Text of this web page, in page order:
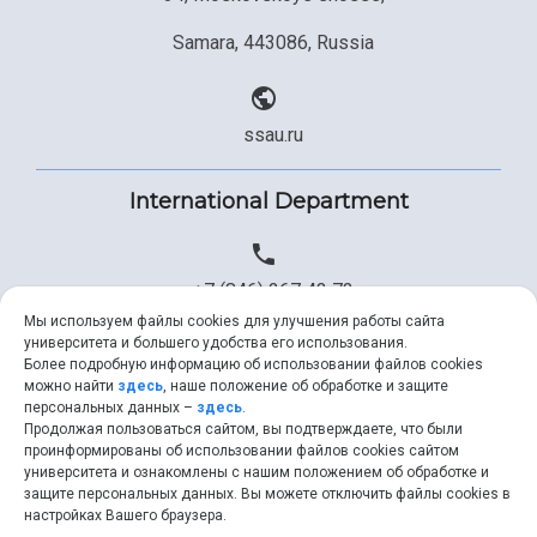
Samara, 443086, Russia
ssau.ru
International Department
+7 (846) 267 43 73
+7 (846) 334 57 22
ssau@ssau.ru
Мы используем файлы cookies для улучшения работы сайта
университета и большего удобства его использования.
Более подробную информацию об использовании файлов cookies
можно найти здесь, наше положение об обработке и защите
персональных данных – здесь.
Продолжая пользоваться сайтом, вы подтверждаете, что были
проинформированы об использовании файлов cookies сайтом
университета и ознакомлены с нашим положением об обработке и
защите персональных данных. Вы можете отключить файлы cookies в
настройках Вашего браузера.